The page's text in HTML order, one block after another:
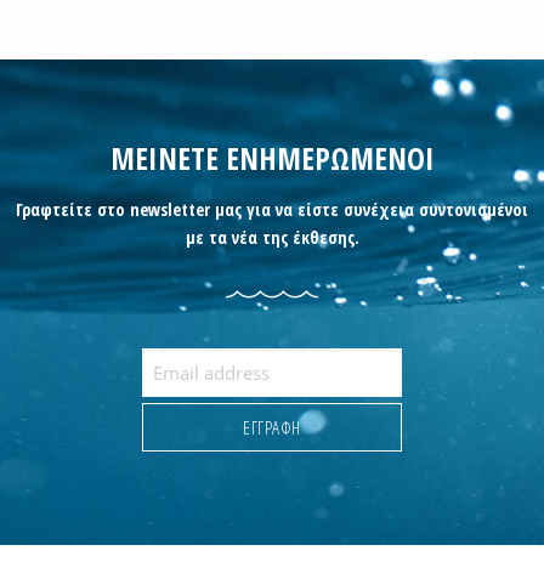
ΜΕΙΝΕΤΕ ΕΝΗΜΕΡΩΜΕΝΟΙ
Γραφτείτε στο newsletter μας για να είστε συνέχεια συντονισμένοι
με τα νέα της έκθεσης.